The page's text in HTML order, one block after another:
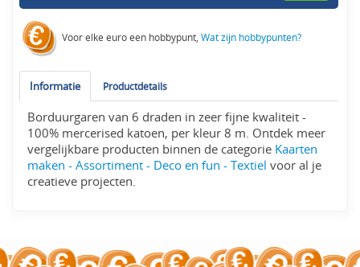
Voor elke euro een hobbypunt,Wat zijn hobbypunten?
Informatie Productdetails
Borduurgaren van 6 draden in zeer fijne kwaliteit -
100% mercerised katoen, per kleur 8 m. Ontdek meer
vergelijkbare producten binnen de categorie Kaarten
maken - Assortiment - Deco en fun - Textiel voor al je
creatieve projecten.